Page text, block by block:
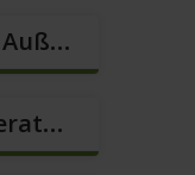
Kundenberater Im Außendienst – Direktvertrieb (m/w/d)
Quereinsteiger / Berater Im Vertrieb In VZ/TZ (m/w/d)